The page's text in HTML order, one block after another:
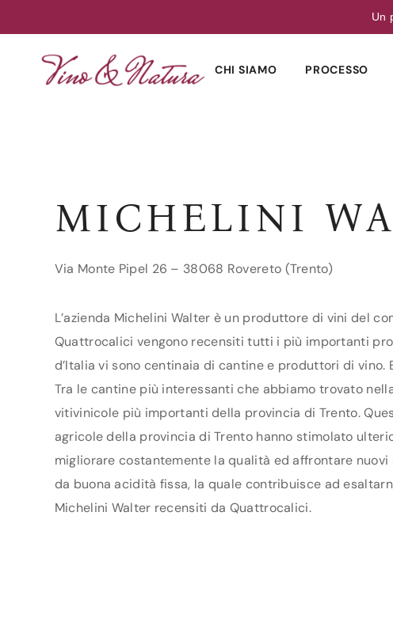
Un
CHI SIAMO PROCESSO
MICHELINI
Via Monte Pipel 26 – 38068 Rovereto (Trento)
L’azienda Michelini Walter è un produttore di vini del
Quattrocalici vengono recensiti tutti i più importanti
d’Italia vi sono centinaia di cantine e produttori di
Tra le cantine più interessanti che abbiamo trovato
vitivinicole più importanti della provincia di Trento.
agricole della provincia di Trento hanno stimolato
migliorare costantemente la qualità ed affrontare
da buona acidità fissa, la quale contribuisce ad
Michelini Walter recensiti da Quattrocalici.